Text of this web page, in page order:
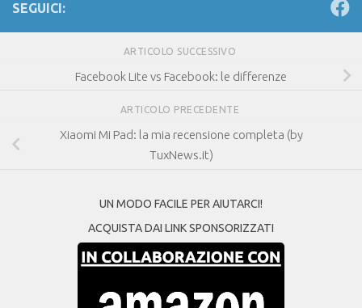
SEGUICI:
ARTICOLO SUCCESSIVO
Facebook Lite vs Facebook: le differenze
ARTICOLO PRECEDENTE
Xiaomi Mi Pad: la mia recensione completa (by
TuxNews.it)
UN MODO FACILE PER AIUTARCI!
ACQUISTA DAI LINK SPONSORIZZATI